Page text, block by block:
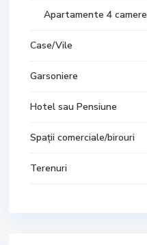
Apartamente 4 camere
Case/Vile
Garsoniere
Hotel sau Pensiune
Spații comerciale/birouri
Terenuri